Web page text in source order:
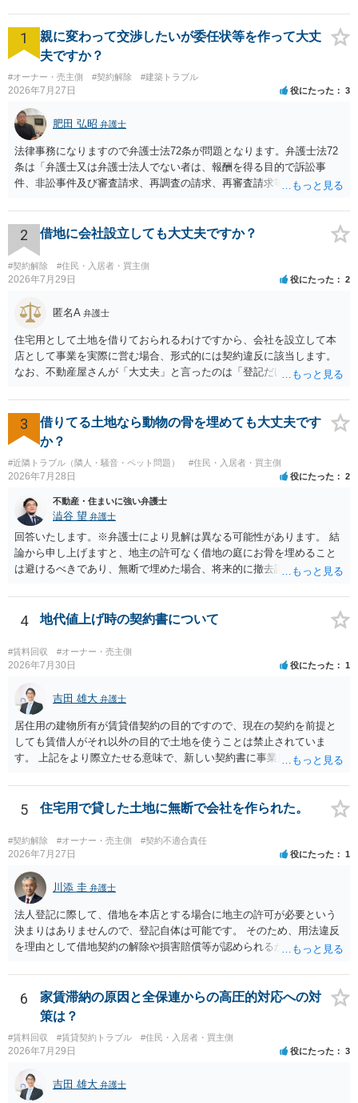
1
親に変わって交渉したいが委任状等を作って大丈
夫ですか？
#オーナー・売主側 #契約解除 #建築トラブル
2026年7月27日 役にたった 3
肥田 弘昭 弁護士
法律事務になりますので弁護士法72条が問題となります。弁護士法72
条は「弁護士又は弁護士法人でない者は、報酬を得る目的で訴訟事
件、非訟事件及び審査請求、再調査の請求、再審査請求等行政庁に対
しくは和解その他の法律事務を取り扱い、又はこれらの周旋をするこ
とを業とすることができない。ただし、この法律又は他の法律に別段
の定めがある場合は、この限りでない。」とのことから、報酬を得る
目的がないのであれば適法です。なぜなら、弁護士法72条に違反しな
いのであれば、委任については無償で委任者が受任者に委任できるか
2 借地に会社設立しても大丈夫ですか？
#契約解除 #住民・入居者・買主側
2026年7月29日 役にたった 2
匿名A 弁護士
住宅用として土地を借りておられるわけですから、会社を設立して本
店として事業を実際に営む場合、形式的には契約違反に該当します。
なお、不動産屋さんが「大丈夫」と言ったのは「登記だけなら実務上
れますが、これは法的な保証ではありません。 ただ、解除まで認めら
れるかどうかについては信頼関係が破壊されたかどうかで判断されま
すので、建物を事務所・店舗用に大きく改築する等までなさらない限
り、リスクはそれほど大きくないかもしれません。 しかしそれでも、
大家さんが契約違反を口実に、将来の更新時に更新料の上乗せを要求
したり、立ち退きを迫る材料に使ったりする可能性は否定できませ
ん。
3
借りてる土地なら動物の骨を埋めても大丈夫です
か？
#近隣トラブル（隣人・騒音・ペット問題） #住民・入居者・買主側
2026年7月28日 役にたった 2
不動産・住まいに強い弁護士
澁谷 望 弁護士
回答いたします。※弁護士により見解は異なる可能性があります。 結
論から申し上げますと、地主の許可なく借地の庭にお骨を埋めること
は避けるべきであり、無断で埋めた場合、将来的に撤去請求や退去時
上、自分のペットの遺骨を埋める行為自体は墓地埋葬法違反や不法投
棄には該当しないため、犯罪になるわけではありません。しかし、建
物の所有者は質問者様であっても、土地の所有権はあくまで地主にあ
ります。そのため、地主に無断でお骨を埋める行為は、他人の所有権
を侵害する行為や、借地人としての善管注意義務違反とみなされる可
事前に地主へ相談して許可を得るか、土地に直接埋めずに大きめの鉢
植え等で供養する「プランター葬」や、ペット霊園等への納骨を検討
されるのが確実かと思います。
4 地代値上げ時の契約書について
#賃料回収 #オーナー・売主側
2026年7月30日 役にたった 1
吉田 雄大 弁護士
居住用の建物所有が賃貸借契約の目的ですので、現在の契約を前提と
しても賃借人がそれ以外の目的で土地を使うことは禁止されていま
す。 上記をより際立たせる意味で、新しい契約書に事業用として用い
交渉である以上賃借人が拒んだ場合には入りませんが、提案するのは
良い方法と思います。
5 住宅用で貸した土地に無断で会社を作られた。
#契約解除 #オーナー・売主側 #契約不適合責任
2026年7月27日 役にたった 1
川添 圭 弁護士
法人登記に際して、借地を本店とする場合に地主の許可が必要という
決まりはありませんので、登記自体は可能です。 そのため、用法違反
を理由として借地契約の解除や損害賠償等が認められるかどうかが問
の建物を住居用に限定する（事業に使用しない）特約があると評価で
きるかどうかが重要でしょう（借地契約締結後に賃借人が建物を店舗
に改装したという事案で、住居に限定する特約までは存在しなかった
として契約解除を認めなかった裁判例があります）。契約条項の記載
や解釈の問題になりますので、弁護士へ直接相談されることをお勧め
します。
6
家賃滞納の原因と全保連からの高圧的対応への対
策は？
#賃料回収 #賃貸契約トラブル #住民・入居者・買主側
2026年7月29日 役にたった 3
吉田 雄大 弁護士